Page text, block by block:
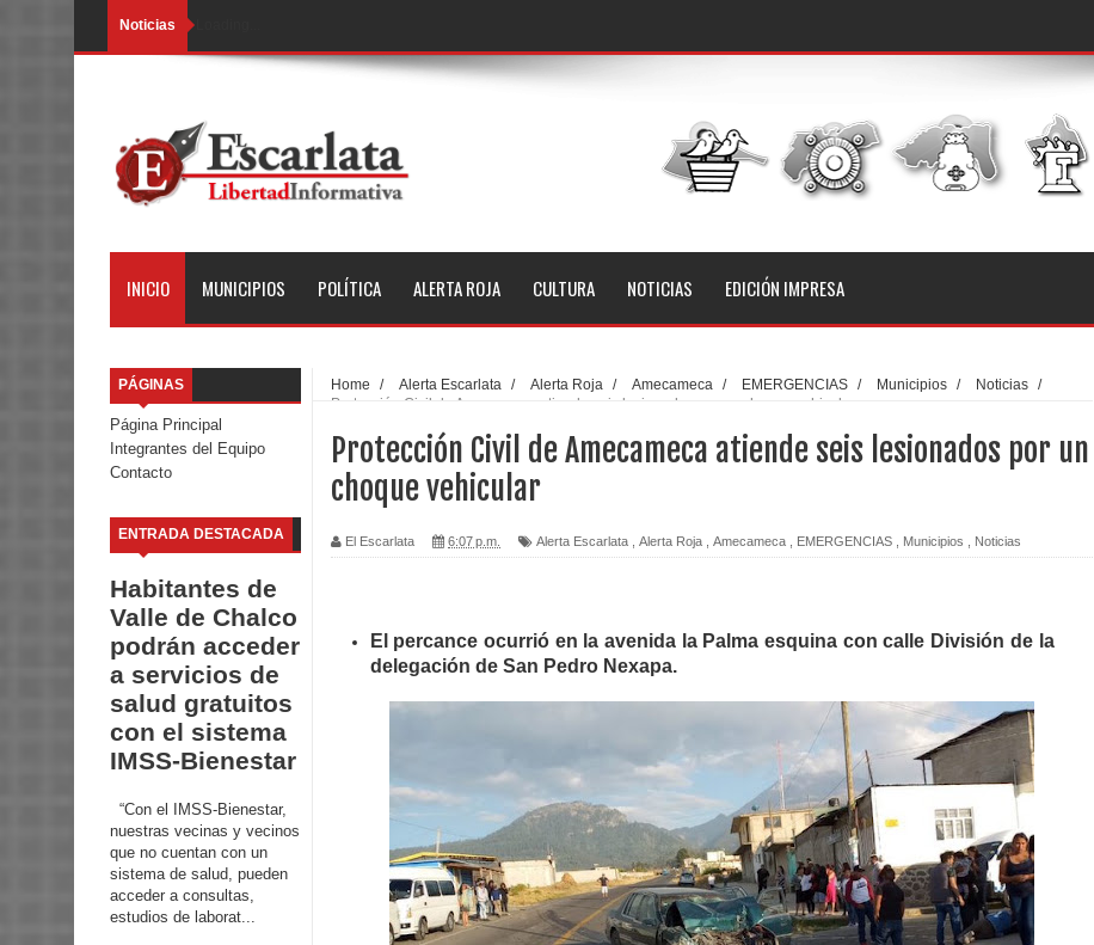
Noticias
INICIO MUNICIPIOS POLÍTICA ALERTA ROJA CULTURA NOTICIAS EDICIÓN IMPRESA
PÁGINAS
Página Principal
Integrantes del Equipo
Contacto
ENTRADA DESTACADA
Habitantes de
Valle de Chalco
podrán acceder
a servicios de
salud gratuitos
con el sistema
IMSS-Bienestar
“Con el IMSS-Bienestar,
nuestras vecinas y vecinos
que no cuentan con un
sistema de salud, pueden
acceder a consultas,
estudios de laborat...
Home / Alerta Escarlata / Alerta Roja / Amecameca / EMERGENCIAS / Municipios / Noticias
/
Protección Civil de Amecameca atiende seis lesionados por un choque vehicular
Protección Civil de Amecameca atiende seis lesionados por un
choque vehicular
El Escarlata 6:07 p.m. Alerta Escarlata Alerta Roja Amecameca EMERGENCIAS Municipios Noticias
El percance ocurrió en la avenida la Palma esquina con calle División de la
delegación de San Pedro Nexapa.